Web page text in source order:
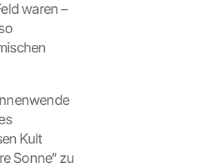
waren –
Kult
Sonne“ zu